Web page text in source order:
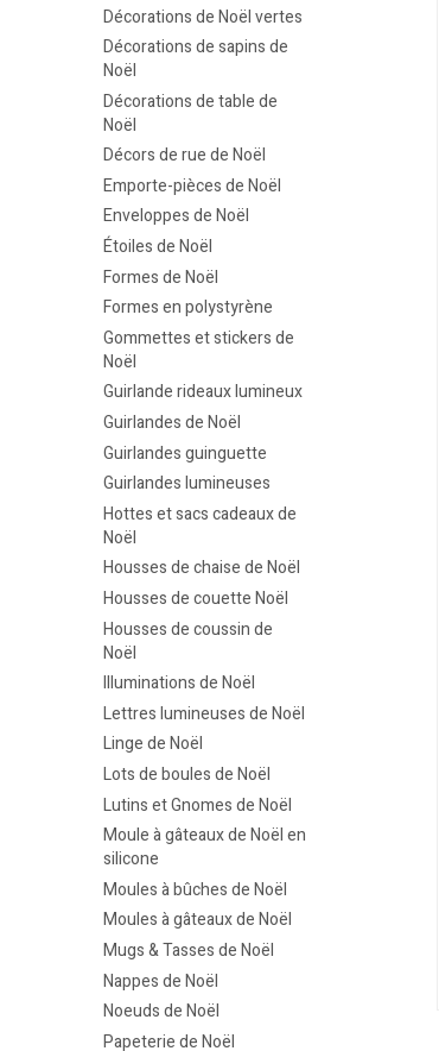
Décorations de Noël vertes
Décorations de sapins de
Noël
Décorations de table de
Noël
Décors de rue de Noël
Emporte-pièces de Noël
Enveloppes de Noël
Étoiles de Noël
Formes de Noël
Formes en polystyrène
Gommettes et stickers de
Noël
Guirlande rideaux lumineux
Guirlandes de Noël
Guirlandes guinguette
Guirlandes lumineuses
Hottes et sacs cadeaux de
Noël
Housses de chaise de Noël
Housses de couette Noël
Housses de coussin de
Noël
Illuminations de Noël
Lettres lumineuses de Noël
Linge de Noël
Lots de boules de Noël
Lutins et Gnomes de Noël
Moule à gâteaux de Noël en
silicone
Moules à bûches de Noël
Moules à gâteaux de Noël
Mugs & Tasses de Noël
Nappes de Noël
Noeuds de Noël
Papeterie de Noël